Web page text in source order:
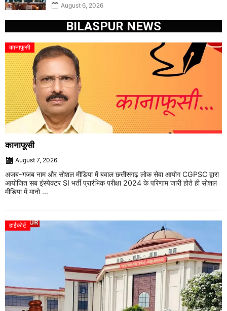
August 6, 2026
BILASPUR NEWS
कानाफूसी
कानाफूसी
August 7, 2026
अजब-गजब नाम और सोशल मीडिया में बवाल छत्तीसगढ़ लोक सेवा आयोग CGPSC द्वारा
आयोजित सब इंस्पेक्टर SI भर्ती प्रारंभिक परीक्षा 2024 के परिणाम जारी होते ही सोशल
मीडिया में मानो ...
हाईकोर्ट